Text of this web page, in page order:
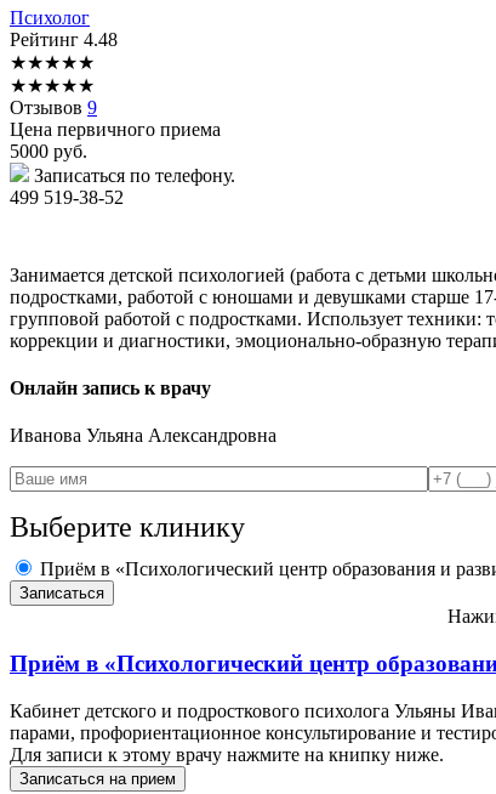
Психолог
Рейтинг 4.48
★★★★★
★★★★★
Отзывов 9
Цена первичного приема
5000 руб.
Записаться по телефону.
499 519-38-52
Занимается детской психологией (работа с детьми
подростками, работой с юношами и девушками старше
групповой работой с подростками. Использует
коррекции и диагностики, эмоционально-образную
Онлайн запись к врачу
Иванова Ульяна Александровна
Выберите клинику
Приём в «Психологический центр образования и
Приём в «Психологический центр
Кабинет детского и подросткового психолога Ульяны
парами, профориентационное консультирование и
Для записи к этому врачу нажмите на книпку ниже.
Записаться на прием